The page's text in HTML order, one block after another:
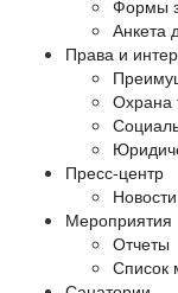
Формы
Анкета
Права и
Охрана
Пресс-центр
Новости
Мероприятия
Отчеты
Список